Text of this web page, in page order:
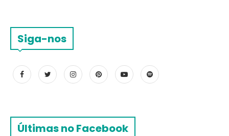
Siga-nos
Últimas no Facebook